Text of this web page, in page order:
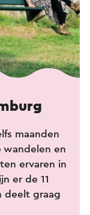
maanden
wandelen en
ervaren in
er de 11
deelt graag